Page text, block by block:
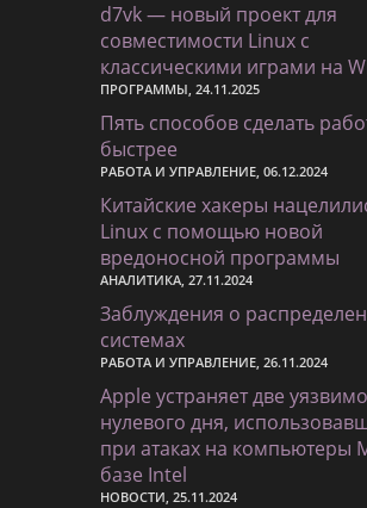
d7vk — новый проект для
совместимости Linux с
классическими играми на
ПРОГРАММЫ, 24.11.2025
Пять способов сделать
быстрее
РАБОТА И УПРАВЛЕНИЕ, 06.12.2024
Китайские хакеры
Linux с помощью новой
вредоносной программы
АНАЛИТИКА, 27.11.2024
Заблуждения о
системах
РАБОТА И УПРАВЛЕНИЕ, 26.11.2024
Apple устраняет две
нулевого дня,
при атаках на компьютеры
базе Intel
НОВОСТИ, 25.11.2024